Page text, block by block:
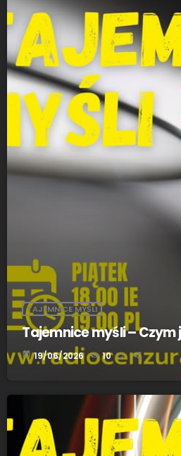
TAJEMNICE MYŚLI
Tajemnice myśli –
today 19/06/2026 10